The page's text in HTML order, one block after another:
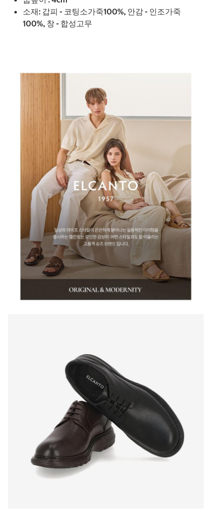
소재: 갑피 - 코팅소가죽100%, 안감 - 인조가죽
100%, 창 - 합성고무